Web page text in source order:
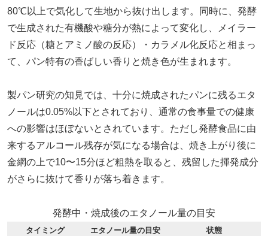
80℃以上で気化して生地から抜け出します。同時に、発酵
で生成された有機酸や糖分が熱によって変化し、メイラー
ド反応（糖とアミノ酸の反応）・カラメル化反応と相まっ
て、パン特有の香ばしい香りと焼き色が生まれます。
製パン研究の知見では、十分に焼成されたパンに残るエタ
ノールは0.05%以下とされており、通常の食事量での健康
への影響はほぼないとされています。ただし発酵食品に由
来するアルコール残存が気になる場合は、焼き上がり後に
金網の上で10〜15分ほど粗熱を取ると、残留した揮発成分
がさらに抜けて香りが落ち着きます。
発酵中・焼成後のエタノール量の目安
タイミング エタノール量の目安 状態